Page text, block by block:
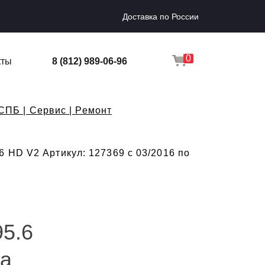
Доставка по России
8 (812) 989-06-96 0
| Сервис | Ремонт
V2 Артикул: 127369 с 03/2016 по